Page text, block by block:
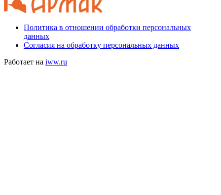
Политика в отношении обработки персональных
данных
Согласия на обработку персональных данных
Работает на iww.ru